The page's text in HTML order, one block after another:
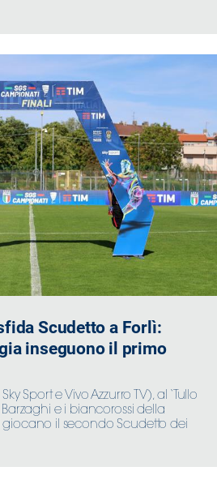
Scudetto a Forlì:
inseguono il primo
Sport e Vivo Azzurro TV), al ‘Tullo
e i biancorossi della
il secondo Scudetto dei